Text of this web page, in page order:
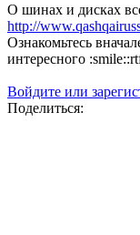
О шинах и дисках
http://
Ознакомьтесь
интересного
Войдите или
Поделиться: